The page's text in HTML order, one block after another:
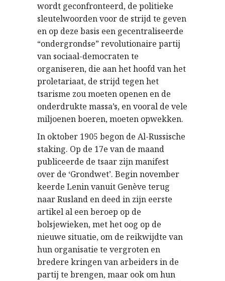
wordt geconfronteerd, de politieke
sleutelwoorden voor de strijd te geven
en op deze basis een gecentraliseerde
“ondergrondse” revolutionaire partij
van sociaal-democraten te
organiseren, die aan het hoofd van het
proletariaat, de strijd tegen het
tsarisme zou moeten openen en de
onderdrukte massa’s, en vooral de vele
miljoenen boeren, moeten opwekken.
In oktober 1905 begon de Al-Russische
staking. Op de 17e van de maand
publiceerde de tsaar zijn manifest
over de ‘Grondwet’. Begin november
keerde Lenin vanuit Genève terug
naar Rusland en deed in zijn eerste
artikel al een beroep op de
bolsjewieken, met het oog op de
nieuwe situatie, om de reikwijdte van
hun organisatie te vergroten en
bredere kringen van arbeiders in de
partij te brengen, maar ook om hun